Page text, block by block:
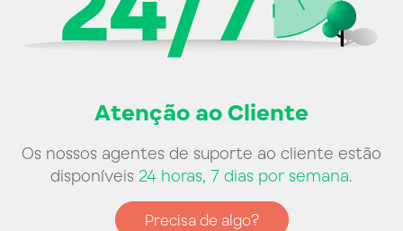
Atenção ao Cliente
Os nossos agentes de suporte ao cliente estão
disponíveis 24 horas, 7 dias por semana.
Precisa de algo?